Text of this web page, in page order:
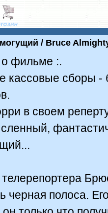
/ Bruce
о фильме :.
кассовые сборы -
в своем
черная полоса.